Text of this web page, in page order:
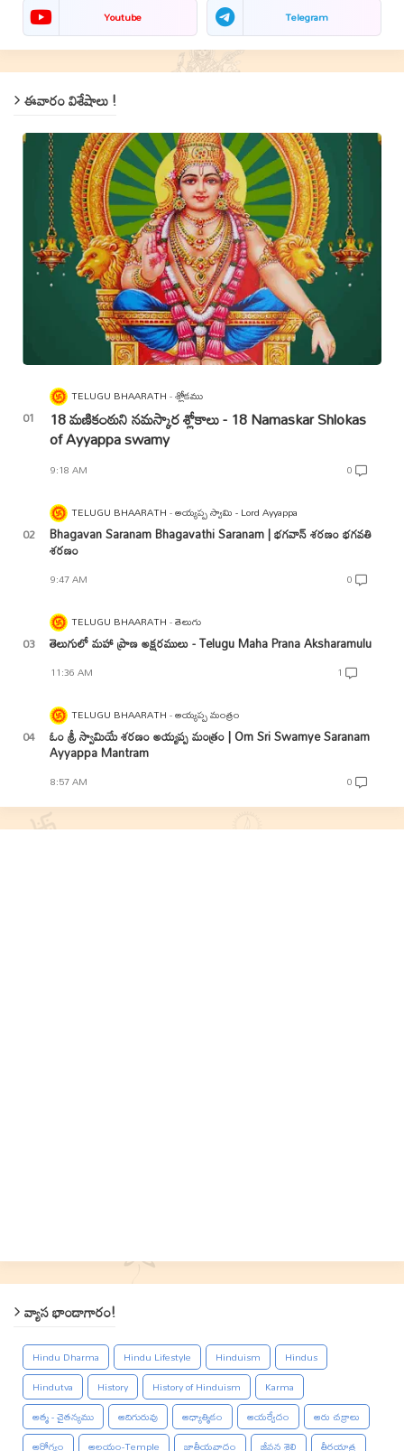
Youtube Telegram
ఈవారం విశేషాలు !
TELUGU BHAARATH శ్లోకము
18 మణికంఠుని నమస్కార శ్లోకాలు - 18 Namaskar Shlokas
of Ayyappa swamy
9:18 AM 0
TELUGU BHAARATH అయ్యప్ప స్వామి - Lord Ayyappa
Bhagavan Saranam Bhagavathi Saranam | భగవాన్ శరణం భగవతి
శరణం
9:47 AM 0
TELUGU BHAARATH తెలుగు
తెలుగులో మహా ప్రాణ అక్షరములు - Telugu Maha Prana Aksharamulu
11:36 AM 1
TELUGU BHAARATH అయ్యప్ప మంత్రం
ఓం శ్రీ స్వామియే శరణం అయ్యప్ప మంత్రం | Om Sri Swamye Saranam
Ayyappa Mantram
8:57 AM 0
వ్యాస భాండాగారం!
Hindu Dharma Hindu Lifestyle Hinduism
Hindus
Hindutva
History History of Hinduism
Karma
ఆత్మ - చైతన్యము
ఆదిగురువు ఆధ్యాత్మికం ఆయర్వేదం
ఆరు చక్రాలు
ఆరోగ్యం
ఆలయం-Temple జాతీయవాదం జీవన శైలి తీర్థయాత్ర